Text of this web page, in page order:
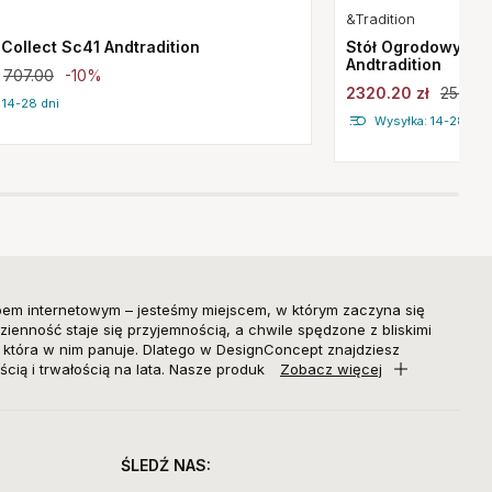
Sc41 Andtradition
707.00
-10%
14-28 dni
&Tradition
Stół Ogrodowy
Andtradition
2320.20 zł
Wysyłka: 14-28 dni
internetowym – jesteśmy miejscem, w którym zaczyna się
staje się przyjemnością, a chwile spędzone z bliskimi
w nim panuje. Dlatego w DesignConcept znajdziesz
i trwałością na lata. Nasze produk
Zobacz więcej
ŚLEDŹ NAS: